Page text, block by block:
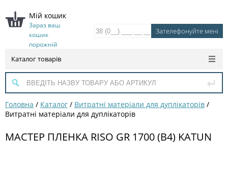
Мій кошик
Зараз ваш
кошик
порожній
Каталог товарів
Головна / Каталог / Витратні матеріали для дуплікаторів /
Витратні матеріали для дуплікаторів
МАСТЕР ПЛЕНКА RISO GR 1700 (B4) KATUN